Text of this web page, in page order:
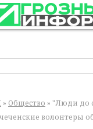
» Общество » "Люди до
волонтеры